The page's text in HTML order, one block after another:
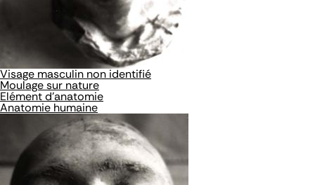
Visage masculin non identifié
Moulage sur nature
Elément d'anatomie
Anatomie humaine